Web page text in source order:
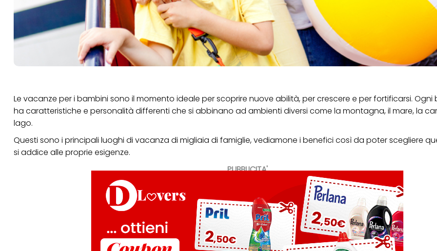
PUBBLICITA'
Le vacanze per i bambini sono il momento ideale per scoprire nuove abilità, per crescere e per fortificarsi. Ogni
ha caratteristiche e personalità differenti che si abbinano ad ambienti diversi come la montagna, il mare, la
lago.
Questi sono i principali luoghi di vacanza di migliaia di famiglie, vediamone i benefici così da poter scegliere
si addice alle proprie esigenze.